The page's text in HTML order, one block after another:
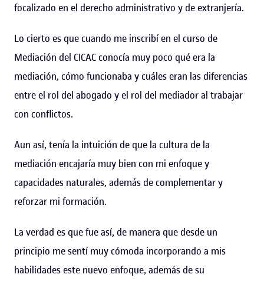
focalizado en el derecho administrativo y de extranjería.
Lo cierto es que cuando me inscribí en el curso de
Mediación del CICAC conocía muy poco qué era la
mediación, cómo funcionaba y cuáles eran las diferencias
entre el rol del abogado y el rol del mediador al trabajar
con conflictos.
Aun así, tenía la intuición de que la cultura de la
mediación encajaría muy bien con mi enfoque y
capacidades naturales, además de complementar y
reforzar mi formación.
La verdad es que fue así, de manera que desde un
principio me sentí muy cómoda incorporando a mis
habilidades este nuevo enfoque, además de su